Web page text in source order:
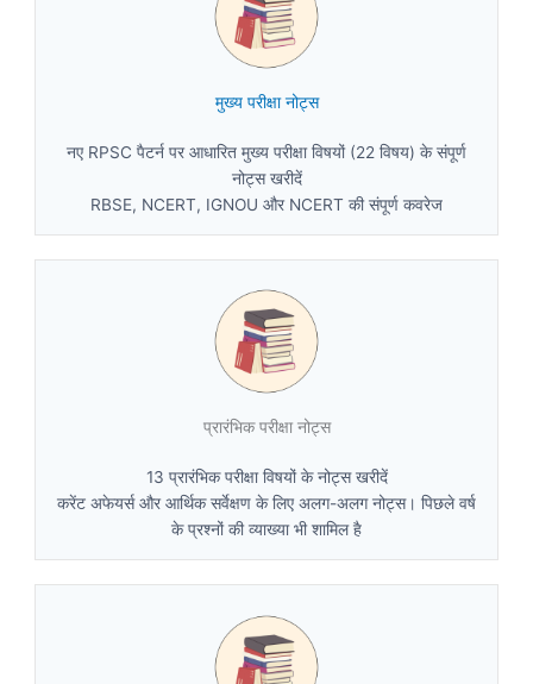
मुख्य परीक्षा नोट्स
नए RPSC पैटर्न पर आधारित मुख्य परीक्षा विषयों (22 विषय) के संपूर्ण
नोट्स खरीदें
RBSE, NCERT, IGNOU और NCERT की संपूर्ण कवरेज
प्रारंभिक परीक्षा नोट्स
13 प्रारंभिक परीक्षा विषयों के नोट्स खरीदें
करेंट अफेयर्स और आर्थिक सर्वेक्षण के लिए अलग-अलग नोट्स। पिछले वर्ष
के प्रश्नों की व्याख्या भी शामिल है